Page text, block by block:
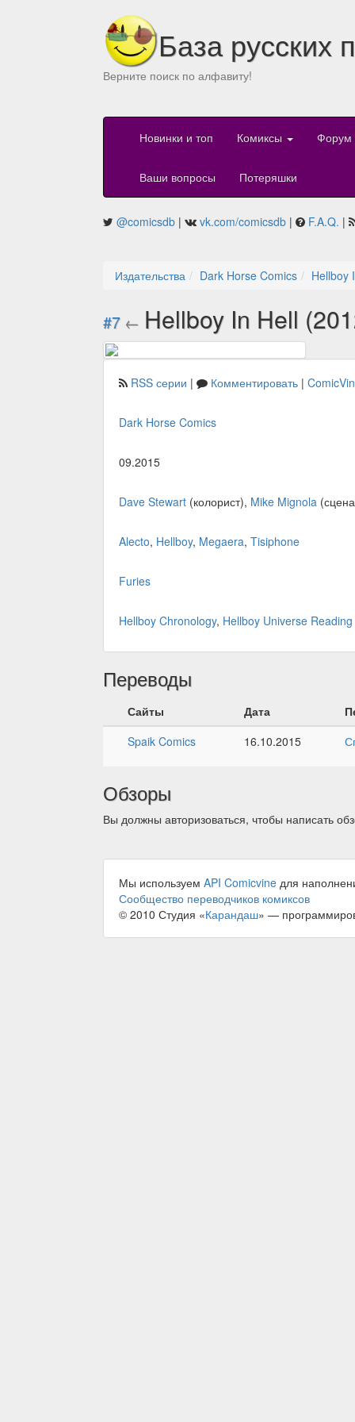
База русских
Верните поиск по алфавиту!
Новинки и топ Комиксы Форум
Ваши вопросы Потеряшки
@comicsdb | vk.com/comicsdb | F.A.Q. |
Издательства Dark Horse Comics Hellboy
#7 ← Hellboy In Hell
RSS серии | Комментировать |
Dark Horse Comics
09.2015
Dave Stewart (колорист), Mike Mignola
Alecto, Hellboy, Megaera, Tisiphone
Furies
Hellboy Chronology, Hellboy Universe
Переводы
Сайты Дата
Spaik Comics
16.10.2015
Обзоры
Вы должны авторизоваться, чтобы написать
Мы используем API Comicvine для
Сообщество переводчиков комиксов
© 2010 Студия «Карандаш» —